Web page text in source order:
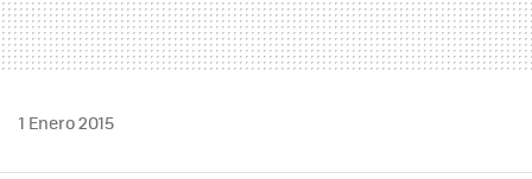
1 Enero 2015